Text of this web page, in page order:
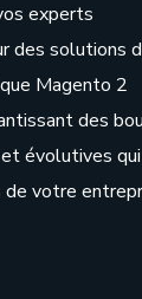
experts
des solutions
Magento 2
des
évolutives qui
votre